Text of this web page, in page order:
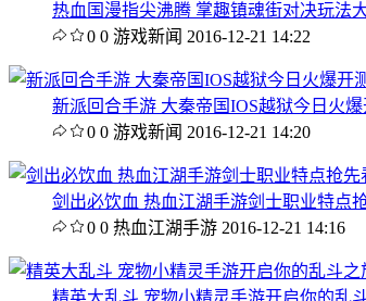
热血国漫指尖沸腾 掌趣镇魂街对决玩法
0 0 游戏新闻 2016-12-21 14:22
新派回合手游 大秦帝国IOS越狱今日火爆
0 0 游戏新闻 2016-12-21 14:20
剑出必饮血 热血江湖手游剑士职业特点
0 0 热血江湖手游 2016-12-21 14:16
精英大乱斗 宠物小精灵手游开启你的乱